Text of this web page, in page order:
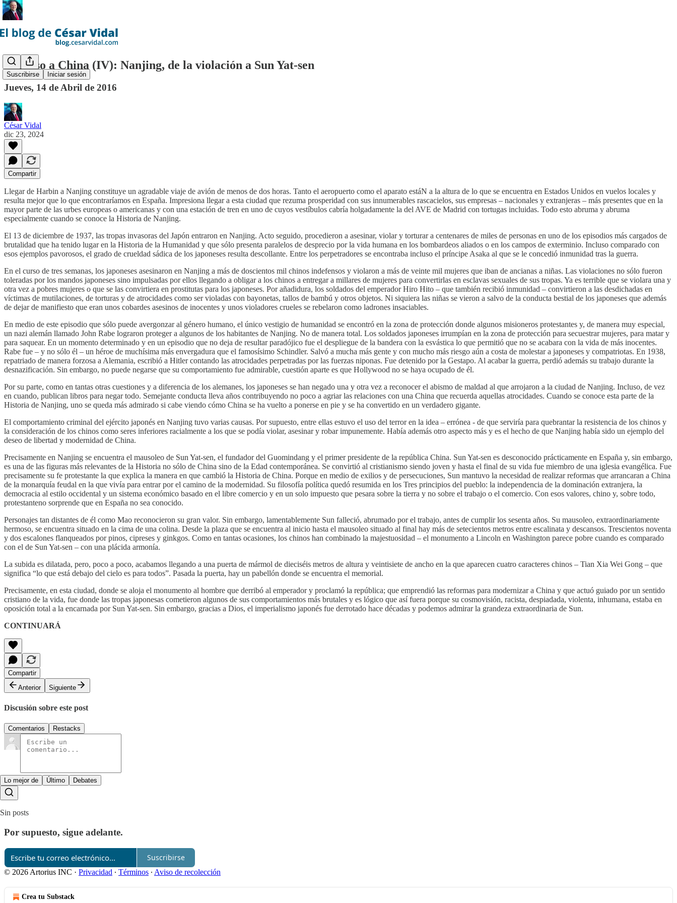
Suscribirse Iniciar sesión
Regreso a China (IV): Nanjing, de la violación a Sun Yat-sen
Jueves, 14 de Abril de 2016
César Vidal
dic 23, 2024
Compartir
Llegar de Harbin a Nanjing constituye un agradable viaje de avión de menos de dos horas. Tanto el aeropuerto como el aparato estáN a la altura de lo que se encuentra en Estados Unidos en vuelos locales y
resulta mejor que lo que encontraríamos en España. Impresiona llegar a esta ciudad que rezuma prosperidad con sus innumerables rascacielos, sus empresas – nacionales y extranjeras – más presentes que en la
mayor parte de las urbes europeas o americanas y con una estación de tren en uno de cuyos vestíbulos cabría holgadamente la del AVE de Madrid con tortugas incluidas. Todo esto abruma y abruma
especialmente cuando se conoce la Historia de Nanjing.
El 13 de diciembre de 1937, las tropas invasoras del Japón entraron en Nanjing. Acto seguido, procedieron a asesinar, violar y torturar a centenares de miles de personas en uno de los episodios más cargados de
brutalidad que ha tenido lugar en la Historia de la Humanidad y que sólo presenta paralelos de desprecio por la vida humana en los bombardeos aliados o en los campos de exterminio. Incluso comparado con
esos ejemplos pavorosos, el grado de crueldad sádica de los japoneses resulta descollante. Entre los perpetradores se encontraba incluso el príncipe Asaka al que se le concedió inmunidad tras la guerra.
En el curso de tres semanas, los japoneses asesinaron en Nanjing a más de doscientos mil chinos indefensos y violaron a más de veinte mil mujeres que iban de ancianas a niñas. Las violaciones no sólo fueron
toleradas por los mandos japoneses sino impulsadas por ellos llegando a obligar a los chinos a entregar a millares de mujeres para convertirlas en esclavas sexuales de sus tropas. Ya es terrible que se violara una y
otra vez a pobres mujeres o que se las convirtiera en prostitutas para los japoneses. Por añadidura, los soldados del emperador Hiro Hito – que también recibió inmunidad – convirtieron a las desdichadas en
víctimas de mutilaciones, de torturas y de atrocidades como ser violadas con bayonetas, tallos de bambú y otros objetos. Ni siquiera las niñas se vieron a salvo de la conducta bestial de los japoneses que además
de dejar de manifiesto que eran unos cobardes asesinos de inocentes y unos violadores crueles se rebelaron como ladrones insaciables.
En medio de este episodio que sólo puede avergonzar al género humano, el único vestigio de humanidad se encontró en la zona de protección donde algunos misioneros protestantes y, de manera muy especial,
un nazi alemán llamado John Rabe lograron proteger a algunos de los habitantes de Nanjing. No de manera total. Los soldados japoneses irrumpían en la zona de protección para secuestrar mujeres, para matar y
para saquear. En un momento determinado y en un episodio que no deja de resultar paradójico fue el despliegue de la bandera con la esvástica lo que permitió que no se acabara con la vida de más inocentes.
Rabe fue – y no sólo él – un héroe de muchísima más envergadura que el famosísimo Schindler. Salvó a mucha más gente y con mucho más riesgo aún a costa de molestar a japoneses y compatriotas. En 1938,
repatriado de manera forzosa a Alemania, escribió a Hitler contando las atrocidades perpetradas por las fuerzas niponas. Fue detenido por la Gestapo. Al acabar la guerra, perdió además su trabajo durante la
desnazificación. Sin embargo, no puede negarse que su comportamiento fue admirable, cuestión aparte es que Hollywood no se haya ocupado de él.
Por su parte, como en tantas otras cuestiones y a diferencia de los alemanes, los japoneses se han negado una y otra vez a reconocer el abismo de maldad al que arrojaron a la ciudad de Nanjing. Incluso, de vez
en cuando, publican libros para negar todo. Semejante conducta lleva años contribuyendo no poco a agriar las relaciones con una China que recuerda aquellas atrocidades. Cuando se conoce esta parte de la
Historia de Nanjing, uno se queda más admirado si cabe viendo cómo China se ha vuelto a ponerse en pie y se ha convertido en un verdadero gigante.
El comportamiento criminal del ejército japonés en Nanjing tuvo varias causas. Por supuesto, entre ellas estuvo el uso del terror en la idea – errónea - de que serviría para quebrantar la resistencia de los chinos y
la consideración de los chinos como seres inferiores racialmente a los que se podía violar, asesinar y robar impunemente. Había además otro aspecto más y es el hecho de que Nanjing había sido un ejemplo del
deseo de libertad y modernidad de China.
Precisamente en Nanjing se encuentra el mausoleo de Sun Yat-sen, el fundador del Guomindang y el primer presidente de la república China. Sun Yat-sen es desconocido prácticamente en España y, sin embargo,
es una de las figuras más relevantes de la Historia no sólo de China sino de la Edad contemporánea. Se convirtió al cristianismo siendo joven y hasta el final de su vida fue miembro de una iglesia evangélica. Fue
precisamente su fe protestante la que explica la manera en que cambió la Historia de China. Porque en medio de exilios y de persecuciones, Sun mantuvo la necesidad de realizar reformas que arrancaran a China
de la monarquía feudal en la que vivía para entrar por el camino de la modernidad. Su filosofía política quedó resumida en los Tres principios del pueblo: la independencia de la dominación extranjera, la
democracia al estilo occidental y un sistema económico basado en el libre comercio y en un solo impuesto que pesara sobre la tierra y no sobre el trabajo o el comercio. Con esos valores, chino y, sobre todo,
protestanteno sorprende que en España no sea conocido.
Personajes tan distantes de él como Mao reconocieron su gran valor. Sin embargo, lamentablemente Sun falleció, abrumado por el trabajo, antes de cumplir los sesenta años. Su mausoleo, extraordinariamente
hermoso, se encuentra situado en la cima de una colina. Desde la plaza que se encuentra al inicio hasta el mausoleo situado al final hay más de setecientos metros entre escalinata y descansos. Trescientos noventa
y dos escalones flanqueados por pinos, cipreses y ginkgos. Como en tantas ocasiones, los chinos han combinado la majestuosidad – el monumento a Lincoln en Washington parece pobre cuando es comparado
con el de Sun Yat-sen – con una plácida armonía.
La subida es dilatada, pero, poco a poco, acabamos llegando a una puerta de mármol de dieciséis metros de altura y veintisiete de ancho en la que aparecen cuatro caracteres chinos – Tian Xia Wei Gong – que
significa “lo que está debajo del cielo es para todos”. Pasada la puerta, hay un pabellón donde se encuentra el memorial.
Precisamente, en esta ciudad, donde se aloja el monumento al hombre que derribó al emperador y proclamó la república; que emprendió las reformas para modernizar a China y que actuó guiado por un sentido
cristiano de la vida, fue donde las tropas japonesas cometieron algunos de sus comportamientos más brutales y es lógico que así fuera porque su cosmovisión, racista, despiadada, violenta, inhumana, estaba en
oposición total a la encarnada por Sun Yat-sen. Sin embargo, gracias a Dios, el imperialismo japonés fue derrotado hace décadas y podemos admirar la grandeza extraordinaria de Sun.
CONTINUARÁ
Compartir
Anterior
Siguiente
Discusión sobre este post
Comentarios Restacks
Lo mejor de Último Debates
Sin posts
Por supuesto, sigue adelante.
Suscribirse
© 2026 Artorius INC · Privacidad ∙ Términos ∙ Aviso de recolección
Crea tu Substack